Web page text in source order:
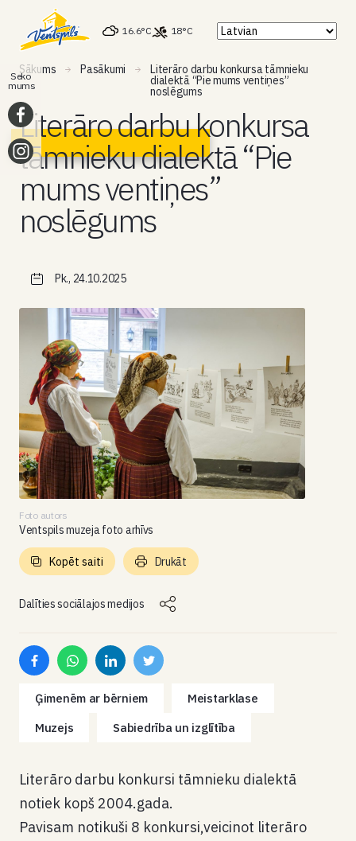
16.6°C 18°C
Sākums Pasākumi Literāro darbu konkursa tāmnieku
dialektā “Pie mums ventiņes”
noslēgums
Literāro darbu konkursa
tāmnieku dialektā “Pie
mums ventiņes”
noslēgums
Pk., 24.10.2025
Foto autors
Ventspils muzeja foto arhīvs
Dalīties sociālajos medijos
Kopēt saiti Drukāt
Ģimenēm ar bērniem
Meistarklase
Muzejs
Sabiedrība un izglītība
Literāro darbu konkursi tāmnieku dialektā
notiek kopš 2004.gada.
Pavisam notikuši 8 konkursi,veicinot literāro
Seko
mums